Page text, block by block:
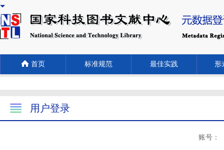
首页 标准规范 最佳实践 形
用户登录
账号：